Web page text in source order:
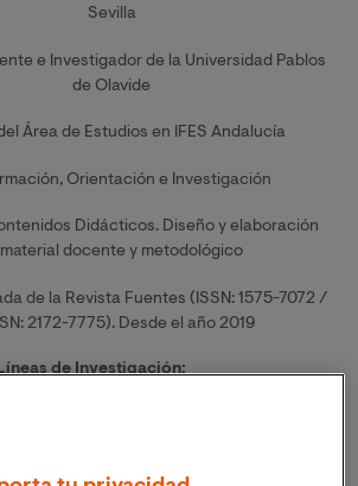
Sevilla
e Investigador de la Universidad Pablos
de Olavide
Área de Estudios en IFES Andalucía
Orientación e Investigación
Didácticos. Diseño y elaboración
docente y metodológico
de la Revista Fuentes (ISSN: 1575-7072 /
2172-7775). Desde el año 2019
de Investigación:
investigación educativa